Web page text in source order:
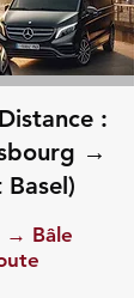
:
→
→ Bâle